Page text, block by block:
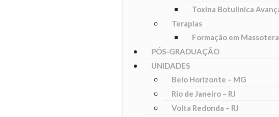
Toxina Botulínica
Terapias
Formação em
PÓS-GRADUAÇÃO
UNIDADES
Belo Horizonte – MG
Rio de Janeiro – RJ
Volta Redonda – RJ